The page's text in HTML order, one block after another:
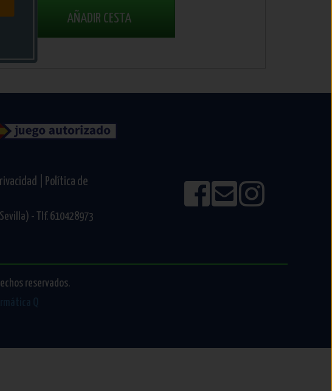
AÑADIR CESTA
|
Política de
- Tlf. 610428973
reservados.